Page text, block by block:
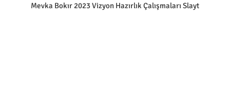
Mevka Bokır 2023 Vizyon Hazırlık Çalışmaları Slayt